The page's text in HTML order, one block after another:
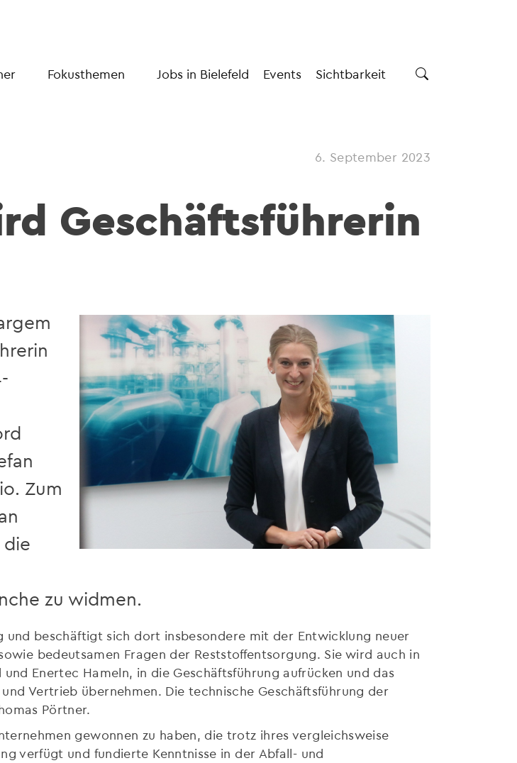
Fokusthemen Jobs in Bielefeld Events Sichtbarkeit
6. September 2023
Geschäftsführerin
Zum
die
zu widmen.
beschäftigt sich dort insbesondere mit der Entwicklung neuer
bedeutsamen Fragen der Reststoffentsorgung. Sie wird auch in
Enertec Hameln, in die Geschäftsführung aufrücken und das
Vertrieb übernehmen. Die technische Geschäftsführung der
Pörtner.
gewonnen zu haben, die trotz ihres vergleichsweise
verfügt und fundierte Kenntnisse in der Abfall- und